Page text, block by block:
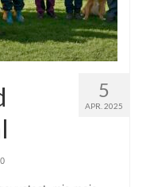
5
APR. 2025
0